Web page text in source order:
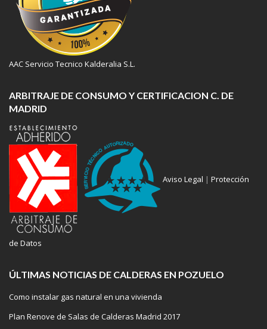
AAC Servicio Tecnico Kalderalia S.L.
ARBITRAJE DE CONSUMO Y CERTIFICACION C. DE
MADRID
Aviso Legal | Protección
de Datos
ÚLTIMAS NOTICIAS DE CALDERAS EN POZUELO
Como instalar gas natural en una vivienda
Plan Renove de Salas de Calderas Madrid 2017